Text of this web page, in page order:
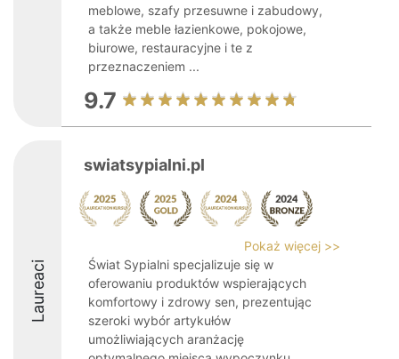
meblowe, szafy przesuwne i zabudowy,
a także meble łazienkowe, pokojowe,
biurowe, restauracyjne i te z
przeznaczeniem ...
9.7
Laureaci
swiatsypialni.pl
Pokaż więcej >>
Świat Sypialni specjalizuje się w
oferowaniu produktów wspierających
komfortowy i zdrowy sen, prezentując
szeroki wybór artykułów
umożliwiających aranżację